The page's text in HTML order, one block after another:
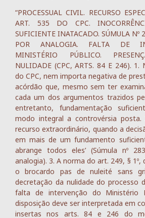
“PROCESSUAL CIVIL. RECURSO
ART. 535 DO CPC.
SUFICIENTE INATACADO. SÚMULA Nº
POR ANALOGIA. FALTA DE
MINISTÉRIO PÚBLICO.
NULIDADE (CPC, ARTS. 84 E 246).
do CPC, nem importa negativa de
acórdão que, mesmo sem ter
cada um dos argumentos trazidos
entretanto, fundamentação
modo integral a controvérsia posta.
recurso extraordinário, quando a
em mais de um fundamento
abrange todos eles’ (Súmula nº
analogia). 3. A norma do art. 249, § 1º,
o brocardo pas de nuleité sans
decretação da nulidade do processo
falta de intervenção do Ministério
disposição deve ser interpretada em
insertas nos arts. 84 e 246 do